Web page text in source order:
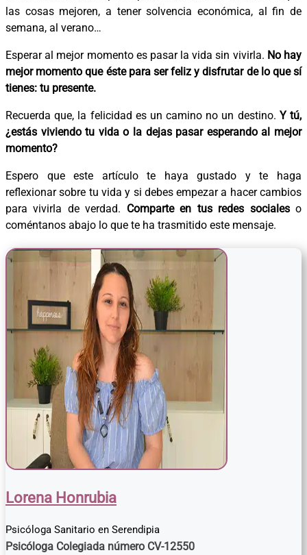
las cosas mejoren, a tener solvencia económica, al fin de
semana, al verano…
Esperar al mejor momento es pasar la vida sin vivirla. No hay
mejor momento que éste para ser feliz y disfrutar de lo que sí
tienes: tu presente.
Recuerda que, la felicidad es un camino no un destino. Y tú,
¿estás viviendo tu vida o la dejas pasar esperando al mejor
momento?
Espero que este artículo te haya gustado y te haga
reflexionar sobre tu vida y si debes empezar a hacer cambios
para vivirla de verdad. Comparte en tus redes socialeso
coméntanos abajo lo que te ha trasmitido este mensaje.
Lorena Honrubia
Psicóloga Sanitario en Serendipia
Psicóloga Colegiada número CV-12550